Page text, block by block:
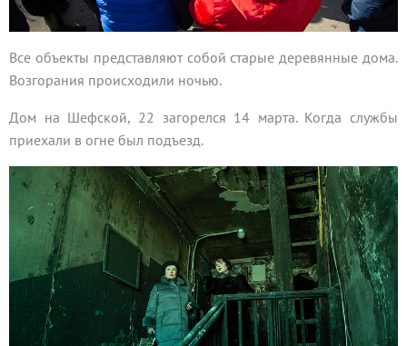
Все объекты представляют собой старые деревянные дома.
Возгорания происходили ночью.
Дом на Шефской, 22 загорелся 14 марта. Когда службы
приехали в огне был подъезд.